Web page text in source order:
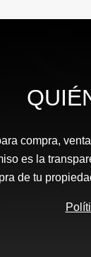
compra,
es la
de tu